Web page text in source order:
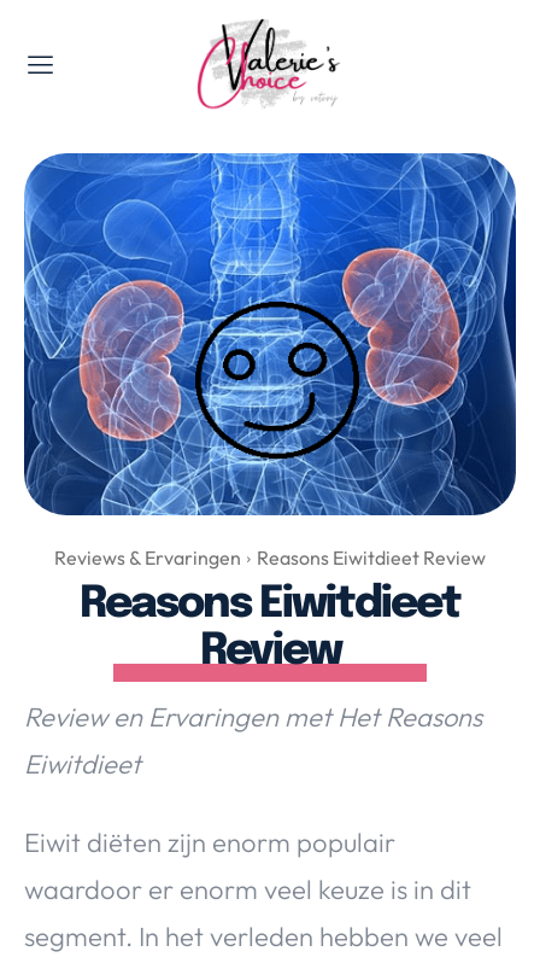
Valerie's Topics
Travel & Culture
Food & Drinks
Happyness & Opmerkelijk
Lifestyle, Sport & Duurzaamheid
Gadgets & Tech
Top 5 van Valerie
Health & Beauty
Huis & Tuin
Nieuws & Media
Over Valerie
Over Valerie
De Top 5
Travel
Lifestyle
Reviews & Ervaringen Reasons Eiwitdieet Review
Reasons Eiwitdieet
Review
Review en Ervaringen met Het Reasons
Eiwitdieet
Eiwit diëten zijn enorm populair
waardoor er enorm veel keuze is in dit
segment. In het verleden hebben we veel